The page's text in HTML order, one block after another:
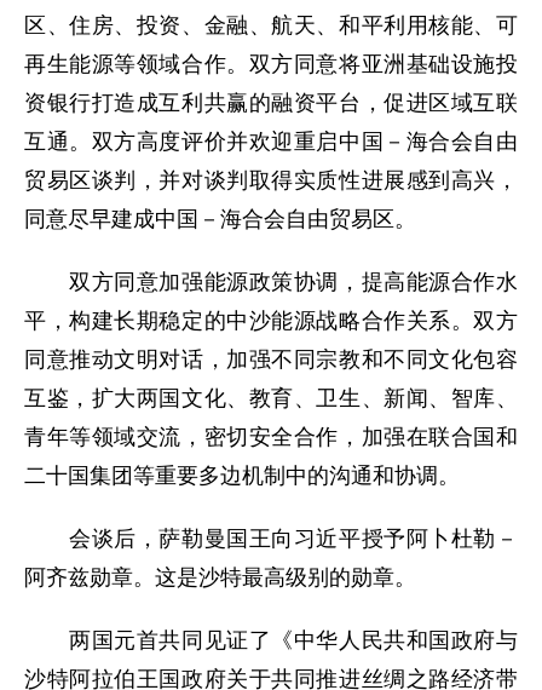
区、住房、投资、金融、航天、和平利用核能、可
再生能源等领域合作。双方同意将亚洲基础设施投
资银行打造成互利共赢的融资平台，促进区域互联
互通。双方高度评价并欢迎重启中国－海合会自由
贸易区谈判，并对谈判取得实质性进展感到高兴，
同意尽早建成中国－海合会自由贸易区。
双方同意加强能源政策协调，提高能源合作水
平，构建长期稳定的中沙能源战略合作关系。双方
同意推动文明对话，加强不同宗教和不同文化包容
互鉴，扩大两国文化、教育、卫生、新闻、智库、
青年等领域交流，密切安全合作，加强在联合国和
二十国集团等重要多边机制中的沟通和协调。
会谈后，萨勒曼国王向习近平授予阿卜杜勒－
阿齐兹勋章。这是沙特最高级别的勋章。
两国元首共同见证了《中华人民共和国政府与
沙特阿拉伯王国政府关于共同推进丝绸之路经济带